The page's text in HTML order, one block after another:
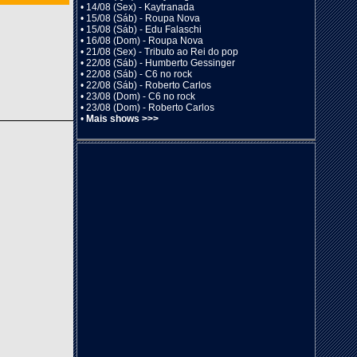
• 14/08 (Sex) - Kaytranada
• 15/08 (Sáb) - Roupa Nova
• 15/08 (Sáb) - Edu Falaschi
• 16/08 (Dom) - Roupa Nova
• 21/08 (Sex) - Tributo ao Rei do pop
• 22/08 (Sáb) - Humberto Gessinger
• 22/08 (Sáb) - C6 no rock
• 22/08 (Sáb) - Roberto Carlos
• 23/08 (Dom) - C6 no rock
• 23/08 (Dom) - Roberto Carlos
• Mais shows >>>